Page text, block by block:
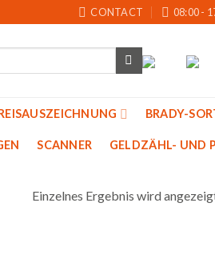
CONTACT 08:00 -
BRADY-
SCANNER GELDZÄHL- UND
Einzelnes Ergebnis wird